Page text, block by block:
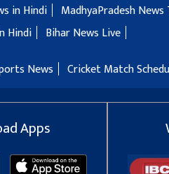
in Hindi MadhyaPradesh News
Hindi Bihar News Live
News Cricket Match
Apps